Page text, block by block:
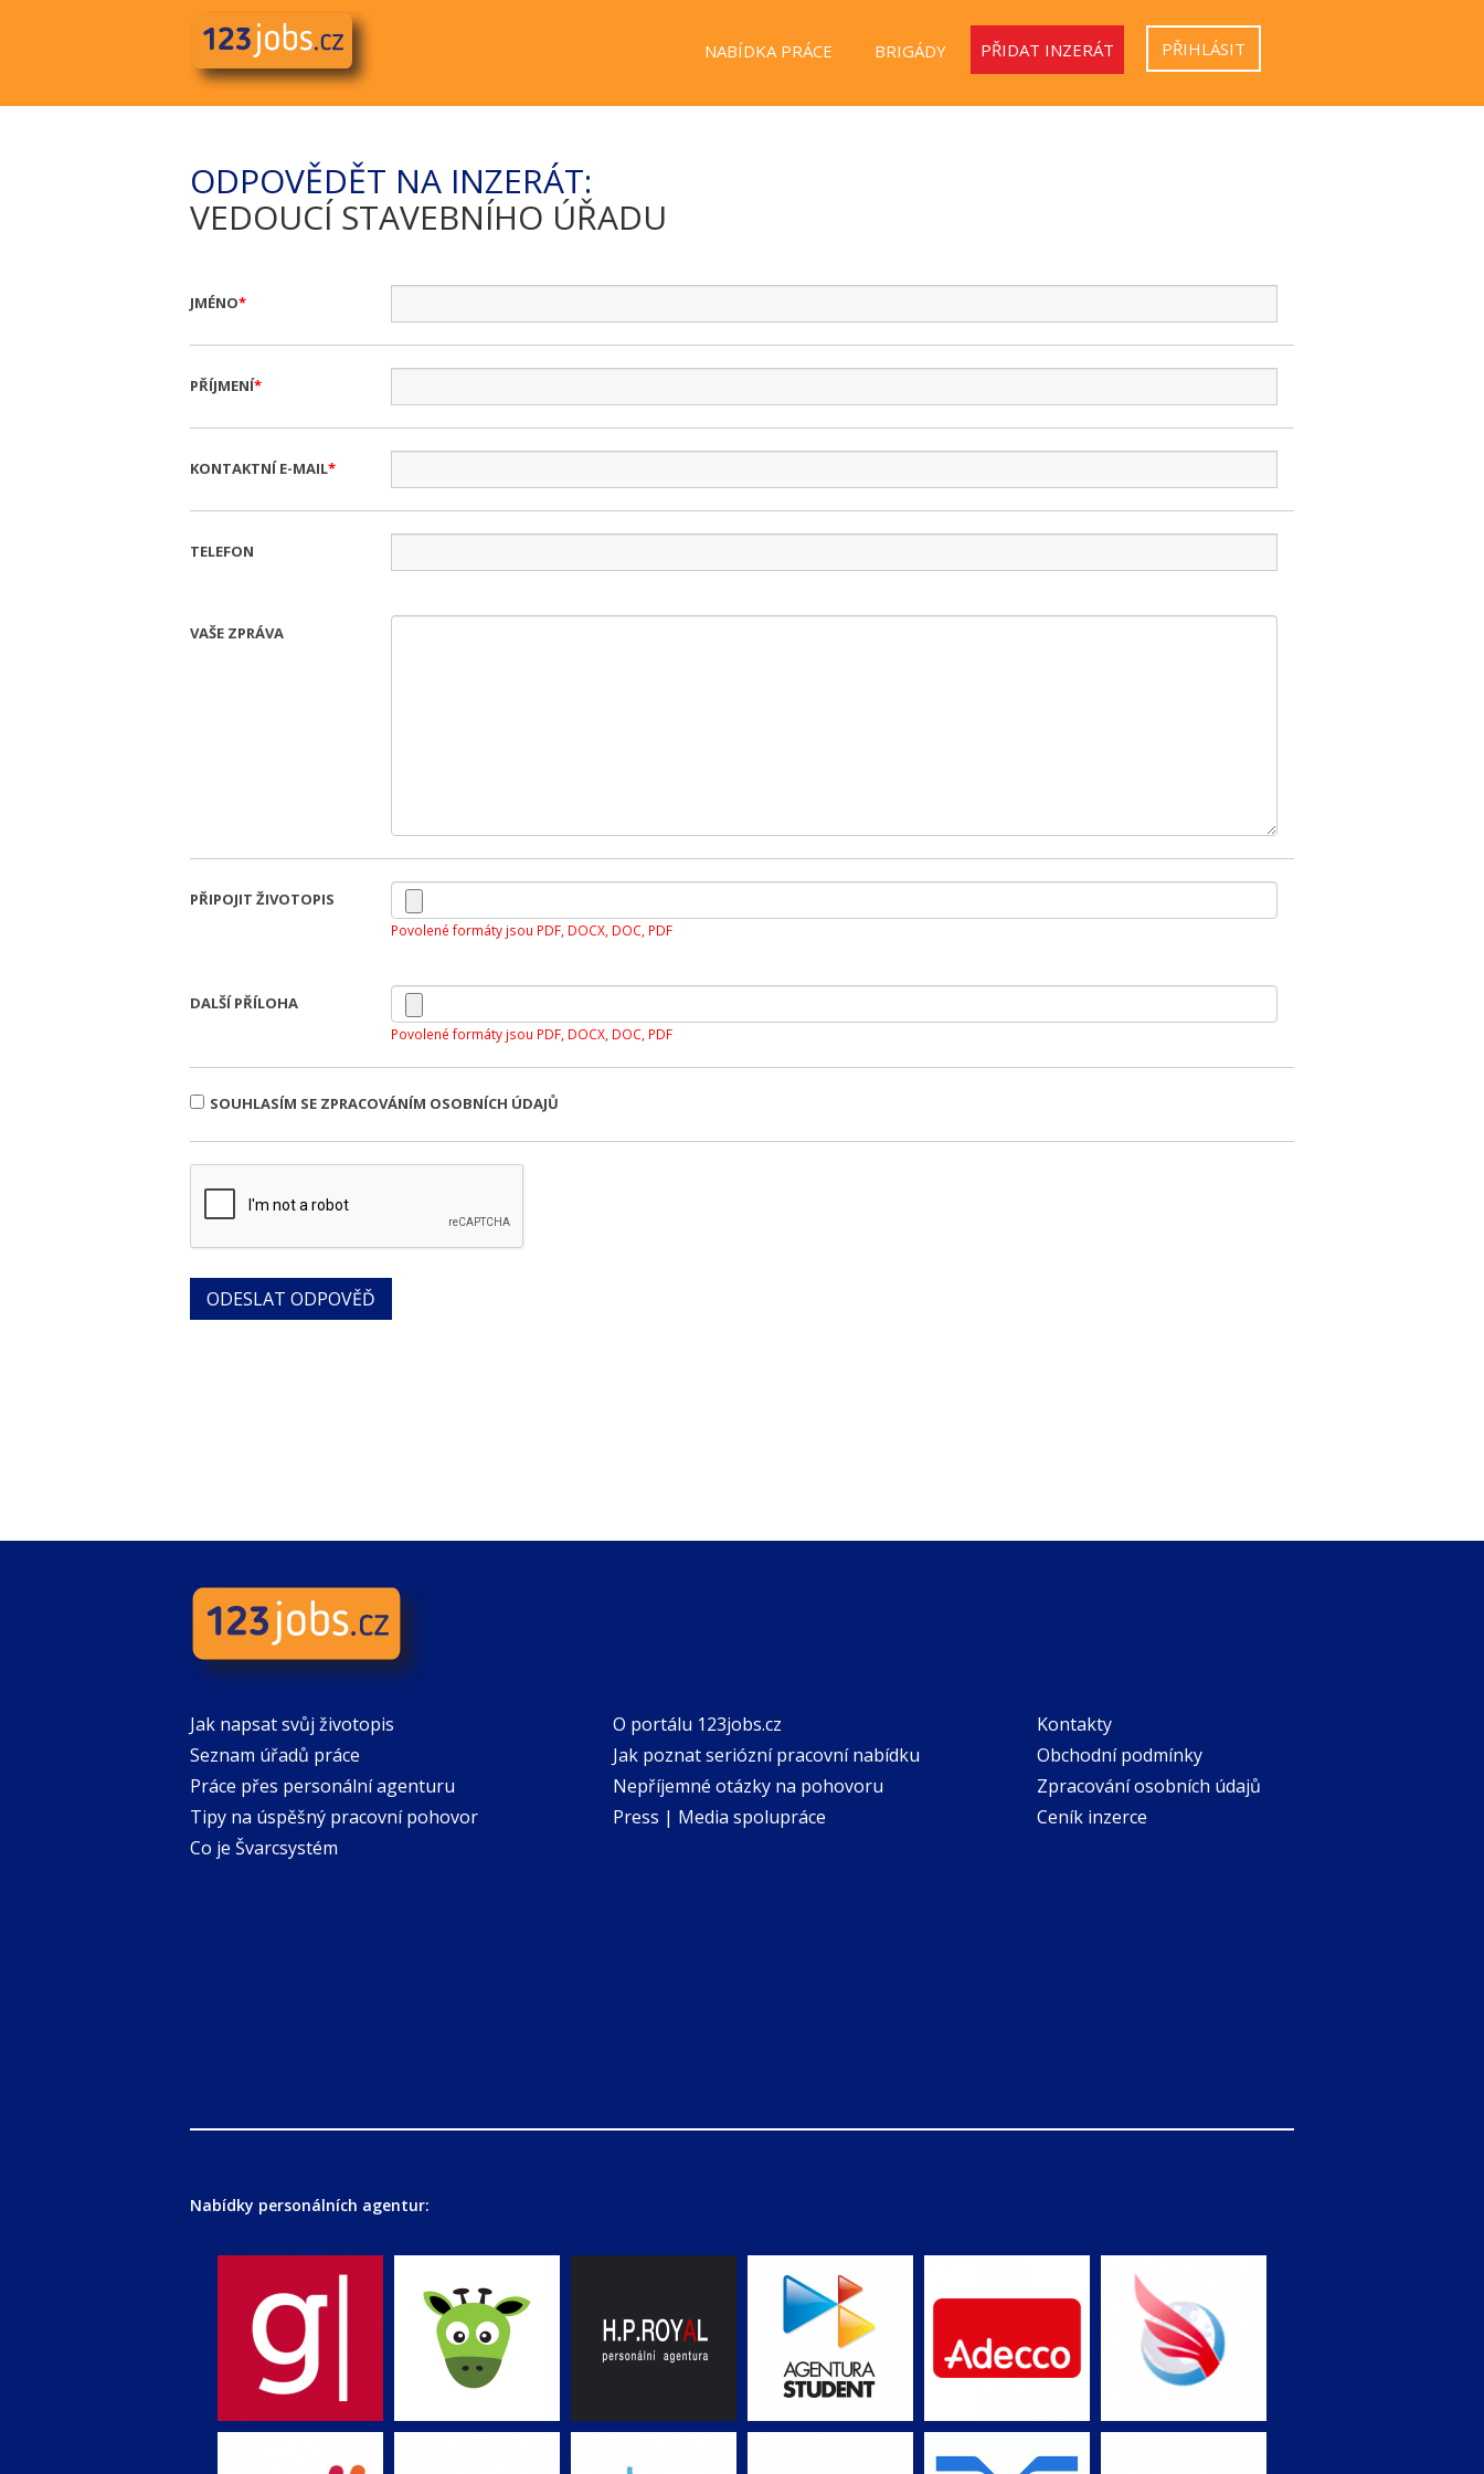
NABÍDKA PRÁCE BRIGÁDY PŘIDAT INZERÁT PŘIHLÁSIT
ODPOVĚDĚT NA INZERÁT:
VEDOUCÍ STAVEBNÍHO ÚŘADU
JMÉNO
PŘÍJMENÍ
KONTAKTNÍ E-MAIL
TELEFON
VAŠE ZPRÁVA
PŘIPOJIT ŽIVOTOPIS
Povolené formáty jsou PDF, DOCX, DOC, PDF
DALŠÍ PŘÍLOHA
Povolené formáty jsou PDF, DOCX, DOC, PDF
SOUHLASÍM SE ZPRACOVÁNÍM OSOBNÍCH ÚDAJŮ
Jak napsat svůj životopis
Seznam úřadů práce
Práce přes personální agenturu
Tipy na úspěšný pracovní pohovor
Co je Švarcsystém
O portálu 123jobs.cz
Jak poznat seriózní pracovní nabídku
Nepříjemné otázky na pohovoru
Press | Media spolupráce
Kontakty
Obchodní podmínky
Zpracování osobních údajů
Ceník inzerce
Nabídky personálních agentur: